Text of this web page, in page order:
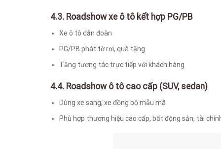
4.3. Roadshow xe ô tô kết hợp PG/PB
Xe ô tô dẫn đoàn
PG/PB phát tờ rơi, quà tặng
Tăng tương tác trực tiếp với khách hàng
4.4. Roadshow ô tô cao cấp (SUV, sedan)
Dùng xe sang, xe đồng bộ mẫu mã
Phù hợp thương hiệu cao cấp, bất động sản, tài